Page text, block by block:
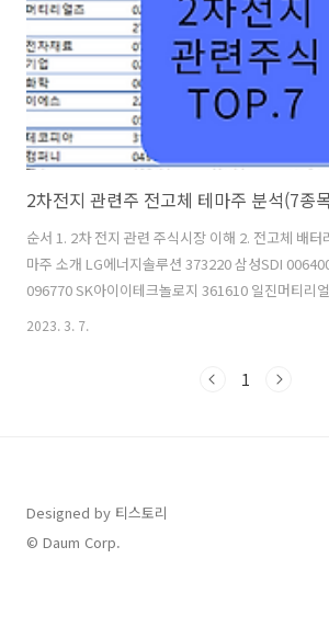
2차전지 관련주 전고체 테마주 분석(7종
순서 1. 2차 전지 관련 주식시장 이해 2. 전고체 배터
마주 소개 LG에너지솔루션 373220 삼성SDI
096770 SK아이이테크놀로지 361610 일진머티리
278280 대주전자재료 078600 1. 2차 전지 관련 주식
성이 아주 큰 분야가 전기차와 2차 전지 분야이기 때
2023. 3. 7.
1
Designed by 티스토리
© Daum Corp.